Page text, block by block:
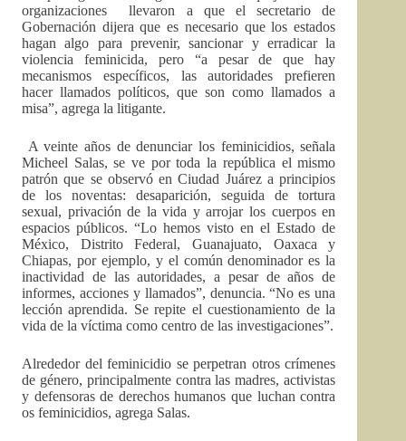
organizaciones llevaron a que el secretario de
Gobernación dijera que es necesario que los estados
hagan algo para prevenir, sancionar y erradicar la
violencia feminicida, pero “a pesar de que hay
mecanismos específicos, las autoridades prefieren
hacer llamados políticos, que son como llamados a
misa”, agrega la litigante.
A veinte años de denunciar los feminicidios, señala
Micheel Salas, se ve por toda la república el mismo
patrón que se observó en Ciudad Juárez a principios
de los noventas: desaparición, seguida de tortura
sexual, privación de la vida y arrojar los cuerpos en
espacios públicos. “Lo hemos visto en el Estado de
México, Distrito Federal, Guanajuato, Oaxaca y
Chiapas, por ejemplo, y el común denominador es la
inactividad de las autoridades, a pesar de años de
informes, acciones y llamados”, denuncia. “No es una
lección aprendida. Se repite el cuestionamiento de la
vida de la víctima como centro de las investigaciones”.
Alrededor del feminicidio se perpetran otros crímenes
de género, principalmente contra las madres, activistas
y defensoras de derechos humanos que luchan contra
os feminicidios, agrega Salas.